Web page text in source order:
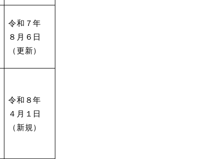
令和７年
８月６日
（更新）
令和８年
４月１日
（新規）